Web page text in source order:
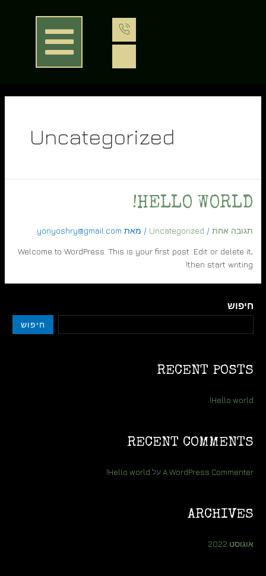
Uncategorized
HELLO WORLD!
תגובה אחת /
Uncategorized / מאת yonyoshry@gmail.com
Welcome to WordPress. This is your first post. Edit or delete it,
then start writing!
חיפוש
חיפוש
RECENT POSTS
Hello world!
RECENT COMMENTS
A WordPress Commenter על Hello world!
ARCHIVES
אוגוסט 2022